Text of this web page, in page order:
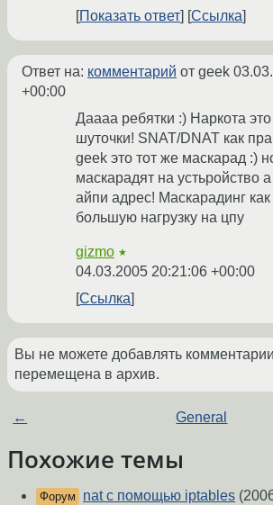
Показать ответ
Ссылка
Ответ на: комментарий от geek
+00:00
Даааа ребятки :) Наркота
шуточки! SNAT/DNAT как
geek это тот же маскарад :)
маскарадят на устьройство
айпи адрес! Маскарадинг
большую нагрузку на цпу
gizmo ★
04.03.2005 20:21:06 +00:00
Ссылка
Вы не можете добавлять
перемещена в архив.
← General
Похожие темы
Форум nat с помощью iptables